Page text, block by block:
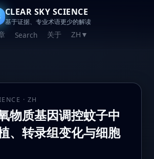
CLEAR SKY SCIENCE
基于证据、专业术语更少的解读
Search 关于 ZH ▼
· ZH
物质基因调控蚊子中
、转录组变化与细胞